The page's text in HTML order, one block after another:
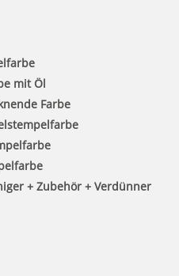
mit Öl
Farbe
+ Zubehör + Verdünner